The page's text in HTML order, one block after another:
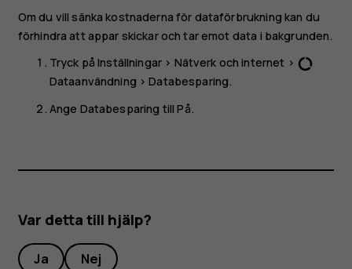
Om du vill sänka kostnaderna för dataförbrukning kan du
förhindra att appar skickar och tar emot data i bakgrunden.
Tryck påInställningar > Nätverk och internet > data_usage
Dataanvändning >Databesparing.
Ange Databesparing tillPå.
Var detta till hjälp?
Ja Nej